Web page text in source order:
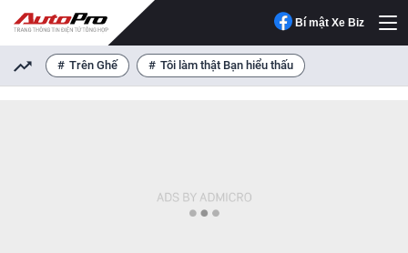
Bí mật Xe Biz
Trên Ghế Tôi làm thật Bạn hiểu thấu